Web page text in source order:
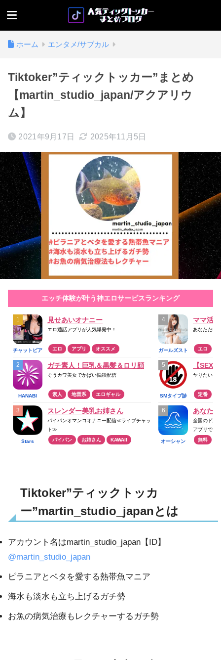
ホーム エンタメ/サブカル
Tiktoker”ティックトッカー”まとめ
【martin_studio_japan/アクアリウ
ム】
2021年9月17日 2025年11月5日
エッチ体験が叶う神エロサービスランキング
チャットピア
見せあいオナニー
エロ通話アプリが人気爆発中！
エロ アプリ オススメ
HANABI
ガチ素人！巨乳＆黒髪＆ロリ顔
ぐうカワ美女でかぱい悩殺配信
素人 地雷系 エロギャル
Stars
スレンダー美乳お姉さん
パイパンオマンコオナニー配信≪ライブチャッ
ト≫
パイパン
お姉さん KAWAII
ガールズスト
リート
ママ活
あなただけ
エロ
SMタイプ診
【SEX
ヤりたい放
定番
オーシャン
あなた
全国のド変
アプリです
無料
Tiktoker”ティックトッカ
ー”martin_studio_japanとは
アカウント名はmartin_studio_japan【ID】
@martin_studio_japan
ピラニアとベタを愛する熱帯魚マニア
海水も淡水も立ち上げるガチ勢
お魚の病気治療もレクチャーするガチ勢